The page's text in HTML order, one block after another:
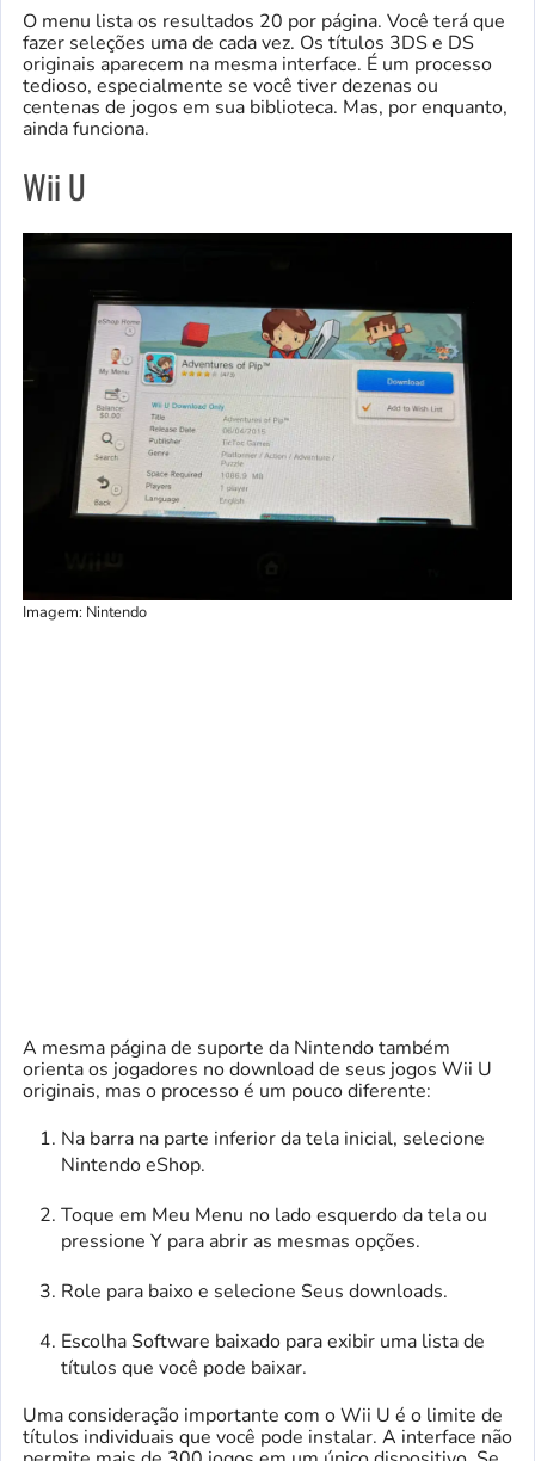
O menu lista os resultados 20 por página. Você terá que
fazer seleções uma de cada vez. Os títulos 3DS e DS
originais aparecem na mesma interface. É um processo
tedioso, especialmente se você tiver dezenas ou
centenas de jogos em sua biblioteca. Mas, por enquanto,
ainda funciona.
Wii U
Imagem: Nintendo
A mesma página de suporte da Nintendo também
orienta os jogadores no download de seus jogos Wii U
originais, mas o processo é um pouco diferente:
Na barra na parte inferior da tela inicial, selecione
Nintendo eShop.
Toque em Meu Menu no lado esquerdo da tela ou
pressione Y para abrir as mesmas opções.
Role para baixo e selecione Seus downloads.
Escolha Software baixado para exibir uma lista de
títulos que você pode baixar.
Uma consideração importante com o Wii U é o limite de
títulos individuais que você pode instalar. A interface não